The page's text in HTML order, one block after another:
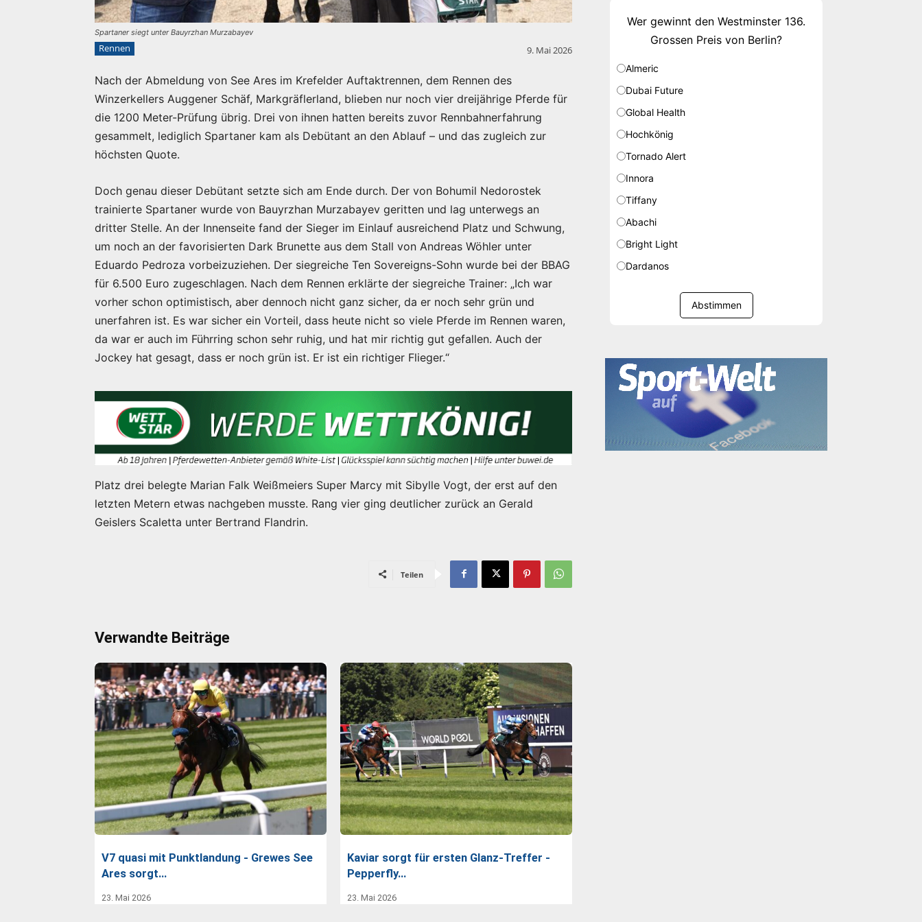
Spartaner siegt unter Bauyrzhan Murzabayev
Rennen 9. Mai 2026
Nach der Abmeldung von See Ares im Krefelder Auftaktrennen, dem Rennen des
Winzerkellers Auggener Schäf, Markgräflerland, blieben nur noch vier dreijährige Pferde für
die 1200 Meter-Prüfung übrig. Drei von ihnen hatten bereits zuvor Rennbahnerfahrung
gesammelt, lediglich Spartaner kam als Debütant an den Ablauf – und das zugleich zur
höchsten Quote.
Doch genau dieser Debütant setzte sich am Ende durch. Der von Bohumil Nedorostek
trainierte Spartaner wurde von Bauyrzhan Murzabayev geritten und lag unterwegs an
dritter Stelle. An der Innenseite fand der Sieger im Einlauf ausreichend Platz und Schwung,
um noch an der favorisierten Dark Brunette aus dem Stall von Andreas Wöhler unter
Eduardo Pedroza vorbeizuziehen. Der siegreiche Ten Sovereigns-Sohn wurde bei der BBAG
für 6.500 Euro zugeschlagen. Nach dem Rennen erklärte der siegreiche Trainer: „Ich war
vorher schon optimistisch, aber dennoch nicht ganz sicher, da er noch sehr grün und
unerfahren ist. Es war sicher ein Vorteil, dass heute nicht so viele Pferde im Rennen waren,
da war er auch im Führring schon sehr ruhig, und hat mir richtig gut gefallen. Auch der
Jockey hat gesagt, dass er noch grün ist. Er ist ein richtiger Flieger.“
Platz drei belegte Marian Falk Weißmeiers Super Marcy mit Sibylle Vogt, der erst auf den
letzten Metern etwas nachgeben musste. Rang vier ging deutlicher zurück an Gerald
Geislers Scaletta unter Bertrand Flandrin.
Teilen
Verwandte Beiträge
V7 quasi mit Punktlandung - Grewes See
Ares sorgt…
23. Mai 2026
Kaviar sorgt für ersten Glanz-Treffer -
Pepperfly…
23. Mai 2026
Wer gewinnt den Westminster 136.
Grossen Preis von Berlin?
Almeric
Dubai Future
Global Health
Hochkönig
Tornado Alert
Innora
Tiffany
Abachi
Bright Light
Dardanos
Abstimmen